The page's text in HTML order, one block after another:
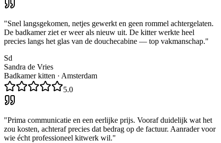
"Snel langsgekomen, netjes gewerkt en geen rommel achtergelaten.
De badkamer ziet er weer als nieuw uit. De kitter werkte heel
precies langs het glas van de douchecabine — top vakmanschap."
Sd
Sandra de Vries
Badkamer kitten · Amsterdam
5.0
"Prima communicatie en een eerlijke prijs. Vooraf duidelijk wat het
zou kosten, achteraf precies dat bedrag op de factuur. Aanrader voor
wie écht professioneel kitwerk wil."